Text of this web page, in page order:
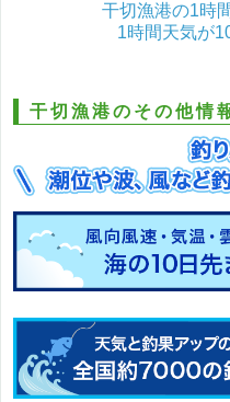
干切漁港の1時
1時間天気が
干切漁港のその他情